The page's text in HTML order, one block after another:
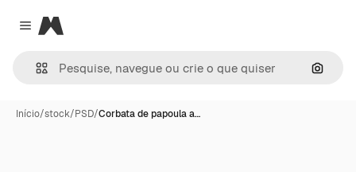
Close menu
Magnific
Início/stock/PSD/Corbata de papoula a…